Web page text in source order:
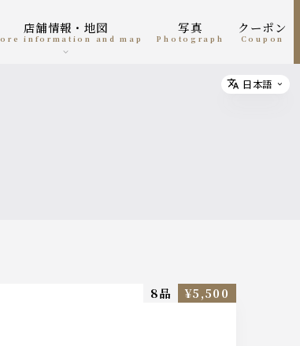
店舗情報・地図
information and map
写真
photograph
クーポン
coupon
8品 ¥5,500
Select
日本語